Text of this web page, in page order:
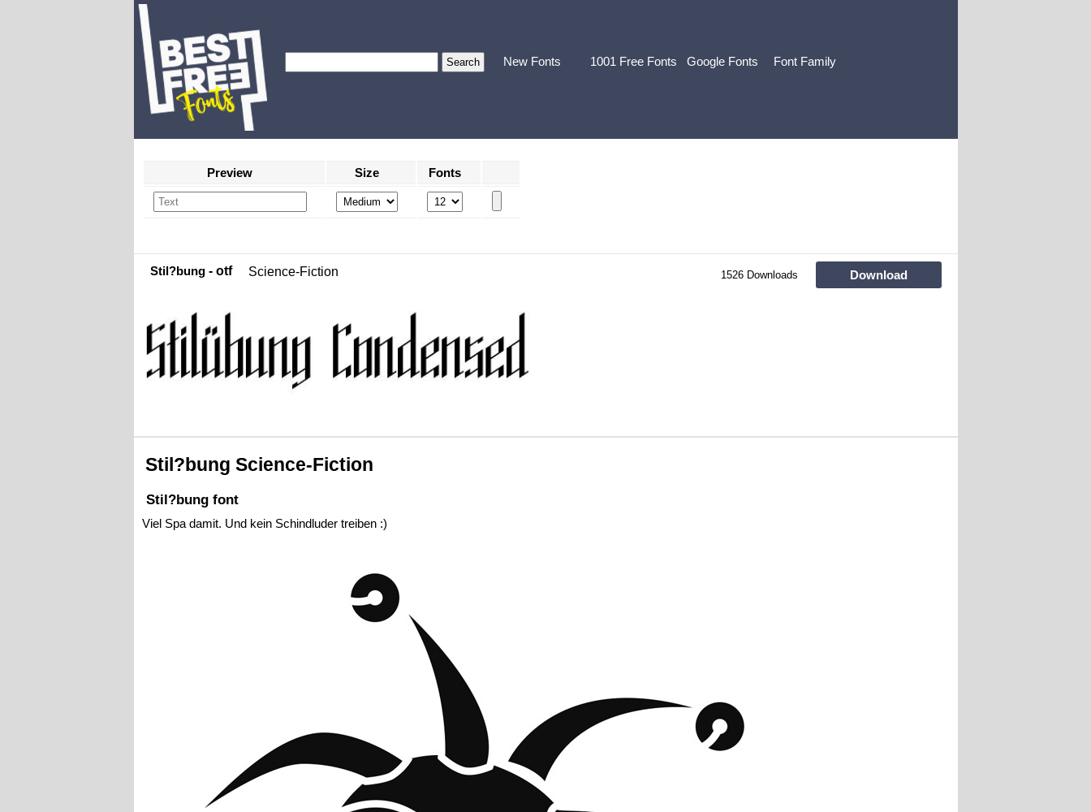
New Fonts 1001 Free Fonts Google Fonts Font Family
Preview Size Fonts
Stil?bung- otf Science-Fiction 1526 Downloads Download
Stil?bung Science-Fiction
Stil?bung font
Viel Spa damit. Und kein Schindluder treiben :)